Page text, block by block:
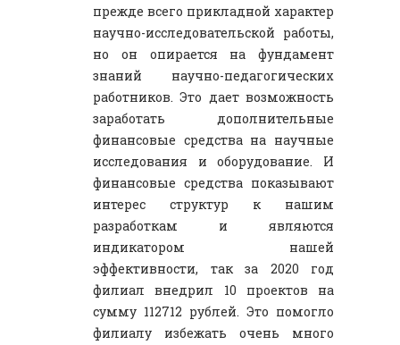
прежде всего прикладной характер
научно-исследовательской работы,
но он опирается на фундамент
знаний научно-педагогических
работников. Это дает возможность
заработать дополнительные
финансовые средства на научные
исследования и оборудование. И
финансовые средства показывают
интерес структур к нашим
разработкам и являются
индикатором нашей
эффективности, так за 2020 год
филиал внедрил 10 проектов на
сумму 112712 рублей. Это помогло
филиалу избежать очень много